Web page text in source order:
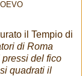
il Tempio di
di Roma
del fico
quadrati il